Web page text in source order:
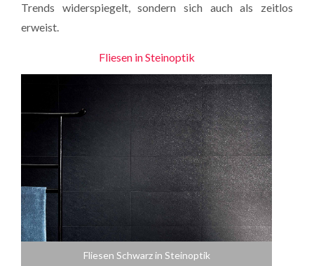
Trends widerspiegelt, sondern sich auch als zeitlos
erweist.
Fliesen in Steinoptik
Fliesen Schwarz in Steinoptik